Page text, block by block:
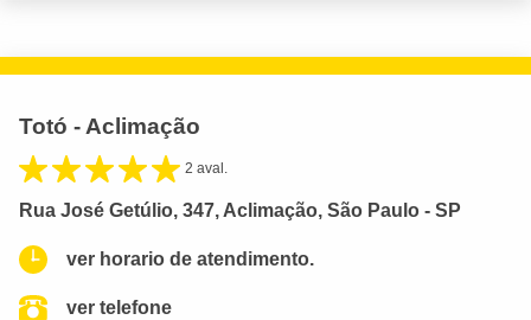
Totó - Aclimação
2 aval.
Rua José Getúlio, 347, Aclimação, São Paulo - SP
ver horario de atendimento.
ver telefone